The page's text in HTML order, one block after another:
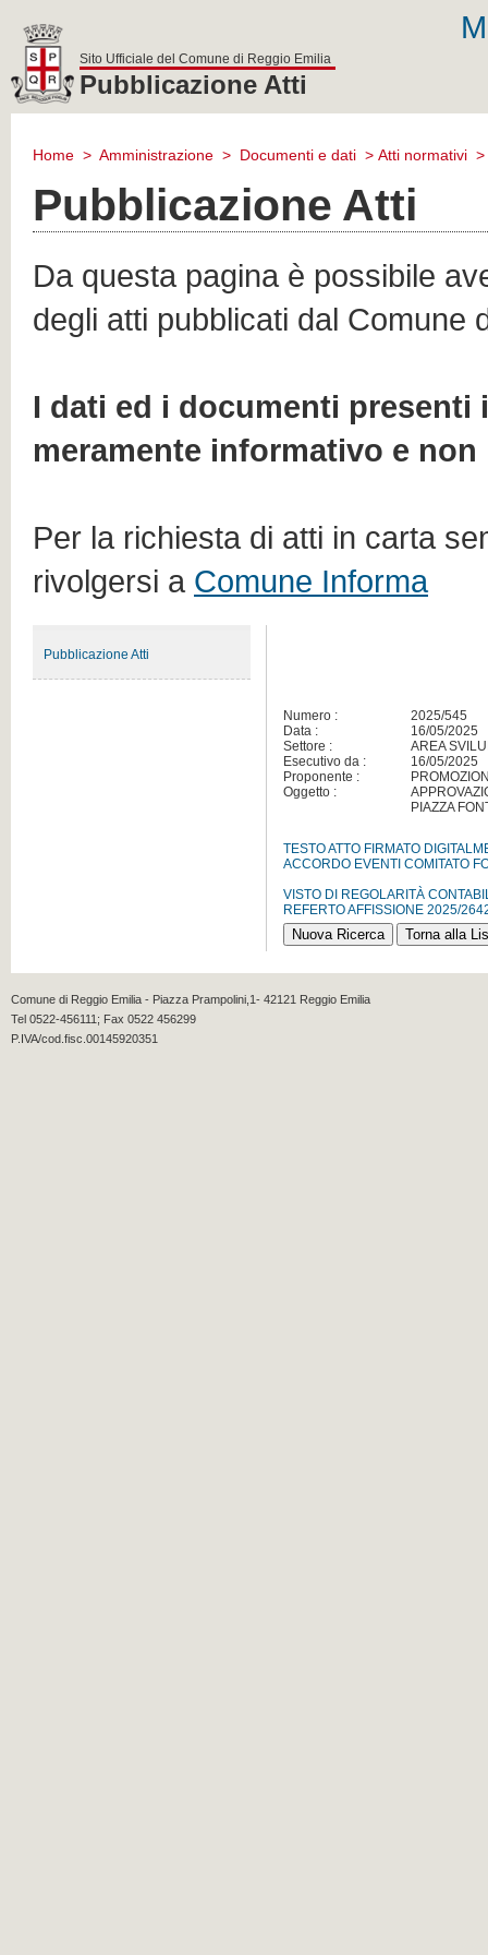
reggio
Sito Ufficiale del Comune di Reggio Emilia
Pubblicazione Atti
Home > Amministrazione > Documenti e dati > Atti normativi >
Pubblicazione Atti
Da questa pagina è possibile
degli atti pubblicati dal Comune
I dati ed i documenti presenti
meramente informativo e
Per la richiesta di atti in carta
rivolgersi a Comune Informa
Numero :
2025/545
Data :
16/05/2025
Settore :
AREA
Esecutivo da :
16/05/2025
Proponente :
Oggetto :
PIAZZA
TESTO ATTO FIRMATO
ACCORDO EVENTI COMITATO
VISTO DI REGOLARITÀ
REFERTO AFFISSIONE 2025/
Pubblicazione Atti
Comune di Reggio Emilia - Piazza Prampolini,1- 42121 Reggio Emilia
Tel 0522-456111; Fax 0522 456299
P.IVA/cod.fisc.00145920351